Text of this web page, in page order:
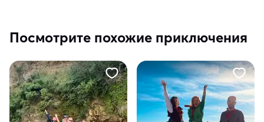
Посмотрите похожие приключения